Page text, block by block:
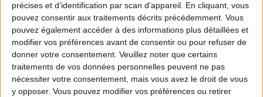
précises et d’identification par scan d'appareil. En cliquant, vous
pouvez consentir aux traitements décrits précédemment. Vous
pouvez également accéder à des informations plus détaillées et
modifier vos préférences avant de consentir ou pour refuser de
donner votre consentement. Veuillez noter que certains
traitements de vos données personnelles peuvent ne pas
nécessiter votre consentement, mais vous avez le droit de vous
y opposer. Vous pouvez modifier vos préférences ou retirer
LES PLUS BEAUX HÔTELS DE MONTAGNE POUR L’ÉTÉ